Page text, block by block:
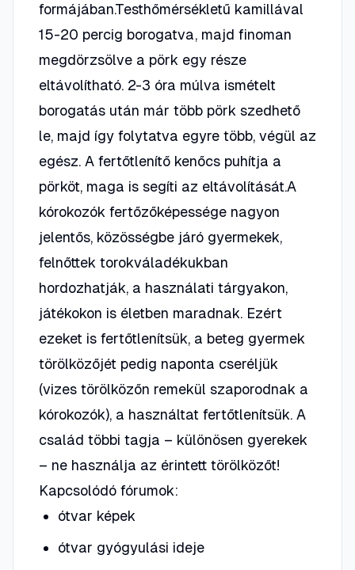
formájában.Testhőmérsékletű kamillával
15-20 percig borogatva, majd finoman
megdörzsölve a pörk egy része
eltávolítható. 2-3 óra múlva ismételt
borogatás után már több pörk szedhető
le, majd így folytatva egyre több, végül az
egész. A fertőtlenítő kenőcs puhítja a
pörköt, maga is segíti az eltávolítását.A
kórokozók fertőzőképessége nagyon
jelentős, közösségbe járó gyermekek,
felnőttek torokváladékukban
hordozhatják, a használati tárgyakon,
játékokon is életben maradnak. Ezért
ezeket is fertőtlenítsük, a beteg gyermek
törölközőjét pedig naponta cseréljük
(vizes törölközőn remekül szaporodnak a
kórokozók), a használtat fertőtlenítsük. A
család többi tagja – különösen gyerekek
– ne használja az érintett törölközőt!
Kapcsolódó fórumok:
ótvar képek
ótvar gyógyulási ideje